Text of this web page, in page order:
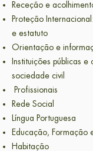
Receção e
Proteção
e estatuto
Orientação e
Instituições públicas
sociedade civil
Profissionais
Rede Social
Língua Portuguesa
Educação, Formação
Habitação